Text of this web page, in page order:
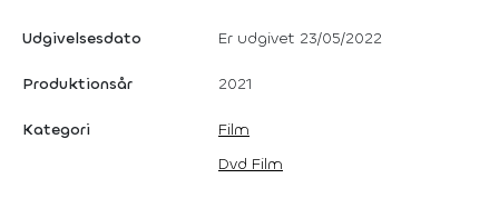
Udgivelsesdato Er udgivet 23/05/2022
Produktionsår 2021
Kategori
Film
Dvd Film